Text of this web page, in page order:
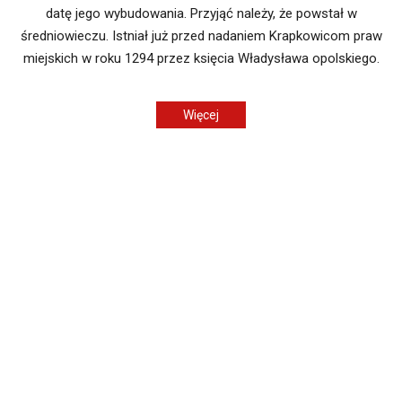
datę jego wybudowania. Przyjąć należy, że powstał w
średniowieczu. Istniał już przed nadaniem Krapkowicom praw
miejskich w roku 1294 przez księcia Władysława opolskiego.
Więcej